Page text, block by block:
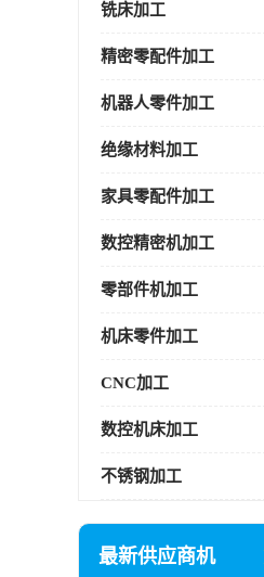
铣床加工
精密零配件加工
机器人零件加工
绝缘材料加工
家具零配件加工
数控精密机加工
零部件机加工
机床零件加工
CNC加工
数控机床加工
不锈钢加工
最新供应商机